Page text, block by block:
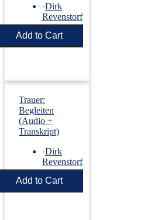
›Dirk
Revenstorf
Price: €5.50
Trauer:
Begleiten
(Audio +
Transkript)
›Dirk
Revenstorf
Price: €5.50